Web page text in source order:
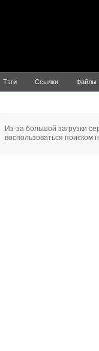
Тэги Ссылки Файлы
Из-за большой загрузки
воспользоваться поиском